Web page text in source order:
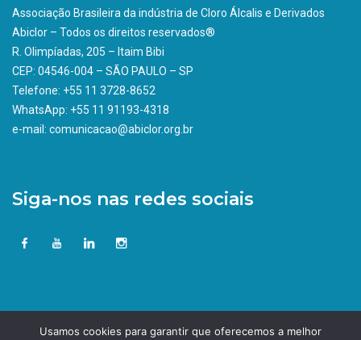
Associação Brasileira da indústria de Cloro Álcalis e Derivados
Abiclor – Todos os direitos reservados®
R. Olimpíadas, 205 – Itaim Bibi
CEP: 04546-004 – SÃO PAULO – SP
Telefone: +55 11 3728-8652
WhatsApp: +55 11 91193-4318
e-mail: comunicacao@abiclor.org.br
Siga-nos nas redes sociais
Usamos cookies para garantir que oferecemos a melhor